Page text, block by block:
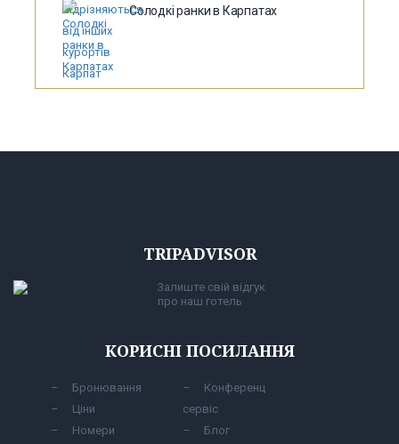
Солодкі ранки в Карпатах
TRIPADVISOR
Залиште свій відгук
про наш готель
КОРИСНІ ПОСИЛАННЯ
Бронювання
Ціни
Номери
Конференц
сервіс
Блог